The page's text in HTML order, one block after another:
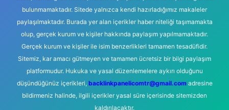
bulunmamaktadır. Sitede yalnızca kendi hazırladığımız makaleler
paylaşılmaktadır. Burada yer alan içerikler haber niteliği taşımamakta
olup, gerçek kurum ve kişiler hakkında paylaşım yapılmamaktadır.
Gerçek kurum ve kişiler ile isim benzerlikleri tamamen tesadüfidir.
Sitemiz, kar amacı gütmeyen ve tamamen ücretsiz bir bilgi paylaşım
platformudur. Hukuka ve yasal düzenlemelere aykırı olduğunu
düşündüğünüz içerikleri, backlinkpanelicomtr@gmail.comadresine
bildirmeniz halinde, ilgili içerikler yasal süre içerisinde sitemizden
kaldırılacaktır.